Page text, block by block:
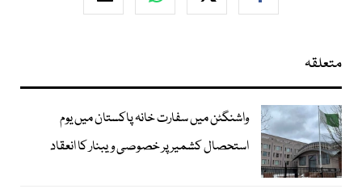
متعلقہ
واشنگٹن میں سفارت خانہ پاکستان میں یوم
استحصال کشمیر پر خصوصی ویبنار کا انعقاد